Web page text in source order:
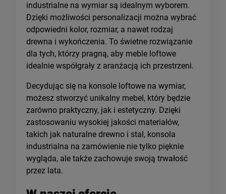
industrialne na wymiar są idealnym wyborem.
Dzięki możliwości personalizacji można wybrać
odpowiedni kolor, rozmiar, a nawet rodzaj
drewna i wykończenia. To świetne rozwiązanie
dla tych, którzy pragną, aby meble loftowe
idealnie współgrały z aranżacją ich przestrzeni.
Decydując się na konsole loftowe na wymiar,
możesz stworzyć unikalny mebel, który będzie
zarówno praktyczny, jak i estetyczny. Dzięki
zastosowaniu wysokiej jakości materiałów,
takich jak naturalne drewno i stal, konsola
industrialna na zamówienie nie tylko pięknie
wygląda, ale także zachowuje swoją trwałość
przez lata.